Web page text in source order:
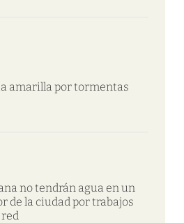
amarilla por tormentas
no tendrán agua en un
de la ciudad por trabajos